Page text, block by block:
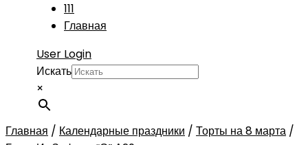
111
Главная
User Login
Искать
×
Главная / Календарные праздники / Торты на 8 марта /